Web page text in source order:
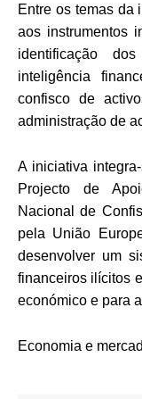
Entre os temas da
aos instrumentos
identificação
inteligência
confisco de
administração de
A iniciativa
Projecto de
Nacional de
pela União
desenvolver um
financeiros ilícitos
económico e para
Economia e